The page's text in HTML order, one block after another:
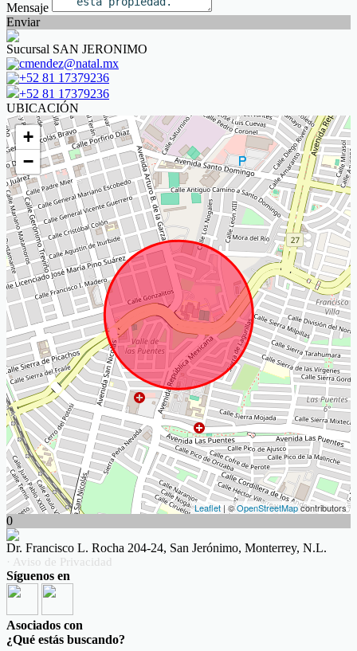
Mensaje
Enviar
Sucursal SAN JERONIMO
cmendez@natal.mx
+52 81 17379236
+52 81 17379236
UBICACIÓN
+
−
Leaflet | ©OpenStreetMapcontributors
0
Dr. Francisco L. Rocha 204-24, San Jerónimo, Monterrey, N.L.
· Aviso de Privacidad
Síguenos en
Asociados con
¿Qué estás buscando?